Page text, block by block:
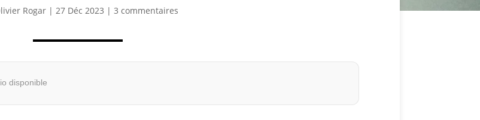
Rogar| 27 Déc 2023 | 3 commentaires
disponible